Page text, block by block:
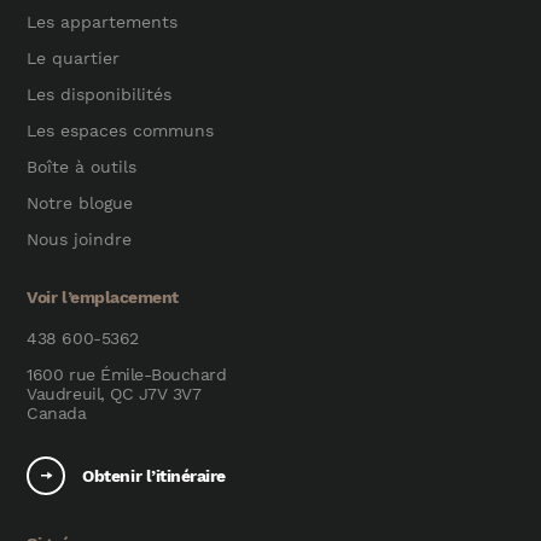
Les appartements
Le quartier
Les disponibilités
Les espaces communs
Boîte à outils
Notre blogue
Nous joindre
Voir l’emplacement
438 600-5362
1600 rue Émile-Bouchard
Vaudreuil, QC J7V 3V7
Canada
Obtenir l’itinéraire